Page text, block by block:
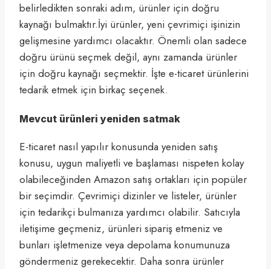
belirledikten sonraki adım, ürünler için doğru
kaynağı bulmaktır.İyi ürünler, yeni çevrimiçi işinizin
gelişmesine yardımcı olacaktır. Önemli olan sadece
doğru ürünü seçmek değil, aynı zamanda ürünler
için doğru kaynağı seçmektir. İşte e-ticaret ürünlerini
tedarik etmek için birkaç seçenek.
Mevcut ürünleri yeniden satmak
E-ticaret nasıl yapılır konusunda yeniden satış
konusu, uygun maliyetli ve başlaması nispeten kolay
olabileceğinden Amazon satış ortakları için popüler
bir seçimdir. Çevrimiçi dizinler ve listeler, ürünler
için tedarikçi bulmanıza yardımcı olabilir. Satıcıyla
iletişime geçmeniz, ürünleri sipariş etmeniz ve
bunları işletmenize veya depolama konumunuza
göndermeniz gerekecektir. Daha sonra ürünler